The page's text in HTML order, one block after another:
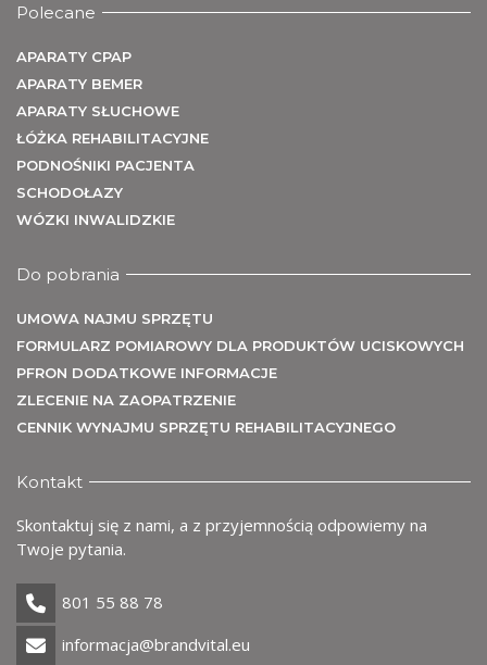
Polecane
APARATY CPAP
APARATY BEMER
APARATY SŁUCHOWE
ŁÓŻKA REHABILITACYJNE
PODNOŚNIKI PACJENTA
SCHODOŁAZY
WÓZKI INWALIDZKIE
Do pobrania
UMOWA NAJMU SPRZĘTU
FORMULARZ POMIAROWY DLA PRODUKTÓW UCISKOWYCH
PFRON DODATKOWE INFORMACJE
ZLECENIE NA ZAOPATRZENIE
CENNIK WYNAJMU SPRZĘTU REHABILITACYJNEGO
Kontakt
Skontaktuj się z nami, a z przyjemnością odpowiemy na
Twoje pytania.
801 55 88 78
informacja@brandvital.eu